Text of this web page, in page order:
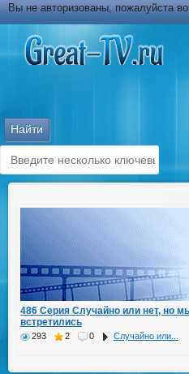
Вы не авторизованы, пожалуйста
486 Серия Случайно или нет, но
встретились
293 2 0 Случайно или...